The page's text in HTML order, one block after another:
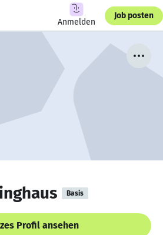
Anmelden
Job posten
Basis
Profil ansehen